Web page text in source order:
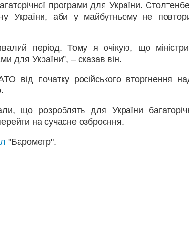
програми для України.
України, аби у майбутньому не
період. Тому я очікую, що міністри
для України”, – сказав він.
від початку російського вторгнення
що розроблять для України
на сучасне озброєння.
"Барометр".